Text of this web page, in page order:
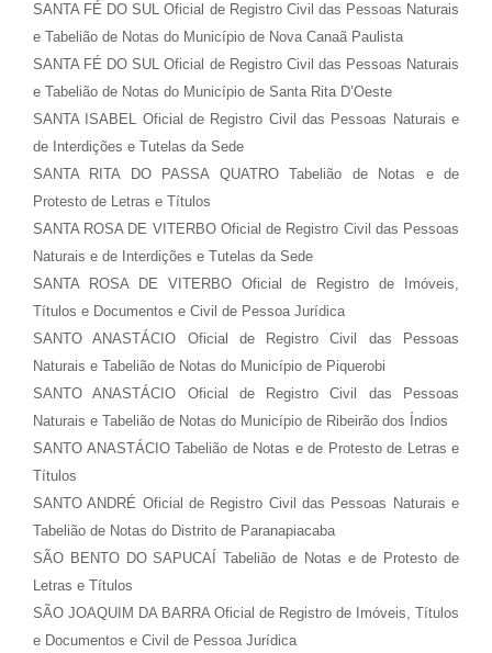
SANTA FÉ DO SUL Oficial de Registro Civil das Pessoas Naturais
e Tabelião de Notas do Município de Nova Canaã Paulista
SANTA FÉ DO SUL Oficial de Registro Civil das Pessoas Naturais
e Tabelião de Notas do Município de Santa Rita D’Oeste
SANTA ISABEL Oficial de Registro Civil das Pessoas Naturais e
de Interdições e Tutelas da Sede
SANTA RITA DO PASSA QUATRO Tabelião de Notas e de
Protesto de Letras e Títulos
SANTA ROSA DE VITERBO Oficial de Registro Civil das Pessoas
Naturais e de Interdições e Tutelas da Sede
SANTA ROSA DE VITERBO Oficial de Registro de Imóveis,
Títulos e Documentos e Civil de Pessoa Jurídica
SANTO ANASTÁCIO Oficial de Registro Civil das Pessoas
Naturais e Tabelião de Notas do Município de Piquerobi
SANTO ANASTÁCIO Oficial de Registro Civil das Pessoas
Naturais e Tabelião de Notas do Município de Ribeirão dos Índios
SANTO ANASTÁCIO Tabelião de Notas e de Protesto de Letras e
Títulos
SANTO ANDRÉ Oficial de Registro Civil das Pessoas Naturais e
Tabelião de Notas do Distrito de Paranapiacaba
SÃO BENTO DO SAPUCAÍ Tabelião de Notas e de Protesto de
Letras e Títulos
SÃO JOAQUIM DA BARRA Oficial de Registro de Imóveis, Títulos
e Documentos e Civil de Pessoa Jurídica